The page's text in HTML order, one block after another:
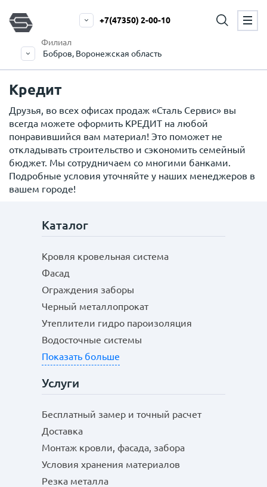
Филиал
Бобров, Воронежская область
+7(47350) 2-00-10
Кредит
Друзья, во всех офисах продаж «Сталь Сервис» вы
всегда можете оформить КРЕДИТ на любой
понравившийся вам материал! Это поможет не
откладывать строительство и сэкономить семейный
бюджет. Мы сотрудничаем со многими банками.
Подробные условия уточняйте у наших менеджеров в
вашем городе!
Каталог
Кровля кровельная система
Фасад
Ограждения заборы
Черный металлопрокат
Утеплители гидро пароизоляция
Водосточные системы
Показать больше
Услуги
Бесплатный замер и точный расчет
Доставка
Монтаж кровли, фасада, забора
Условия хранения материалов
Резка металла